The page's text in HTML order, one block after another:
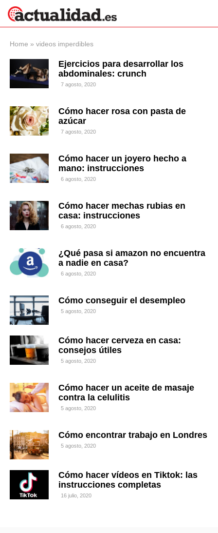
Política
Crónica
Economía
Internacional
Viajes
Gente
Home » videos imperdibles
Ejercicios para desarrollar los
abdominales: crunch
7 agosto, 2020
Cómo hacer rosa con pasta de
azúcar
7 agosto, 2020
Cómo hacer un joyero hecho a
mano: instrucciones
6 agosto, 2020
Cómo hacer mechas rubias en
casa: instrucciones
6 agosto, 2020
¿Qué pasa si amazon no encuentra
a nadie en casa?
6 agosto, 2020
Cómo conseguir el desempleo
5 agosto, 2020
Cómo hacer cerveza en casa:
consejos útiles
5 agosto, 2020
Cómo hacer un aceite de masaje
contra la celulitis
5 agosto, 2020
Cómo encontrar trabajo en Londres
5 agosto, 2020
Cómo hacer vídeos en Tiktok: las
instrucciones completas
16 julio, 2020